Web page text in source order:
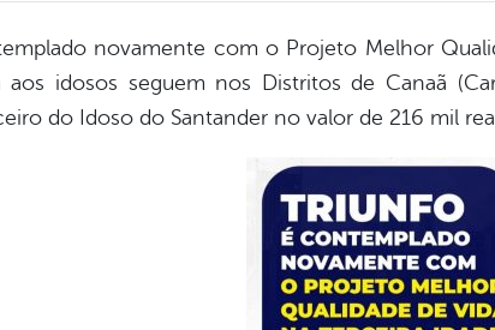
novamente com o Projeto Melhor
aos idosos seguem nos Distritos de Canaã
do Idoso do Santander no valor de 216 mil